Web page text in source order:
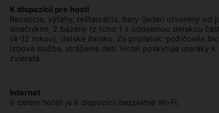
K dispozícii pre hostí
Recepcia, výťahy, reštaurácia, bary (jeden otvorený od
slnečníkmi, 2 bazény (z toho 1 s oddelenou detskou
(4-12 rokov), detské ihrisko. Za príplatok: požičovňa
izbová služba, stráženie detí. Hotel poskytuje uteráky
zvieratá.
.
Internet
V celom hoteli je k dispozícii bezplatné Wi-Fi.